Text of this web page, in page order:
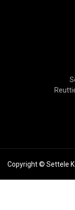
Copyright © Settele